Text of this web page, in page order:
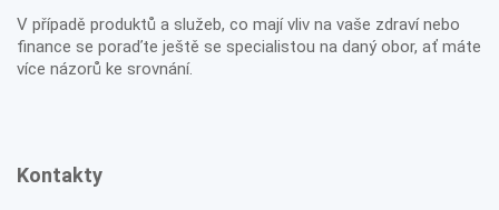
V případě produktů a služeb, co mají vliv na vaše zdraví nebo
finance se poraďte ještě se specialistou na daný obor, ať máte
více názorů ke srovnání.
Kontakty